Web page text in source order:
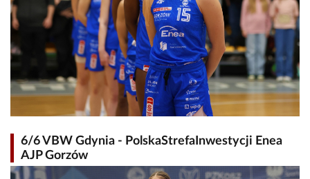
6/6 VBW Gdynia - PolskaStrefaInwestycji Enea
AJP Gorzów